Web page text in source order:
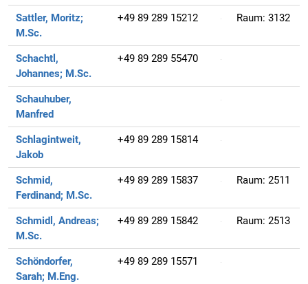
Sattler, Moritz;
M.Sc.
+49 89 289 15212 Raum: 3132
Schachtl,
Johannes; M.Sc.
+49 89 289 55470
Schauhuber,
Manfred
Schlagintweit,
Jakob
+49 89 289 15814
Schmid,
Ferdinand; M.Sc.
+49 89 289 15837 Raum: 2511
Schmidl, Andreas;
M.Sc.
+49 89 289 15842 Raum: 2513
Schöndorfer,
Sarah; M.Eng.
+49 89 289 15571